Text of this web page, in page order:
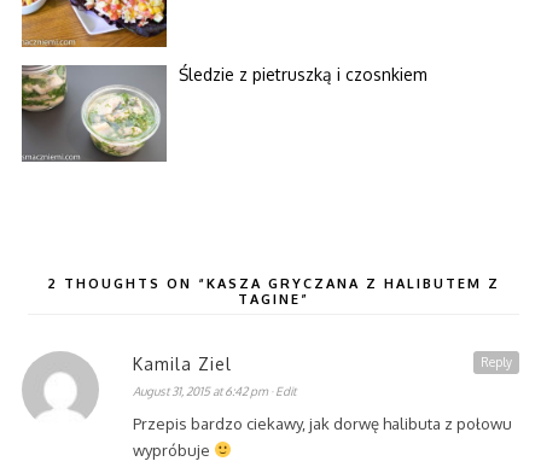
Śledzie z pietruszką i czosnkiem
2 THOUGHTS ON “KASZA GRYCZANA Z HALIBUTEM Z
TAGINE”
Kamila Ziel
August 31, 2015 at 6:42 pm · Edit
Przepis bardzo ciekawy, jak dorwę halibuta z połowu
wypróbuje
Reply